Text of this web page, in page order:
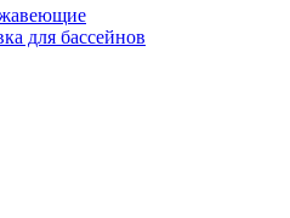
для бассейнов